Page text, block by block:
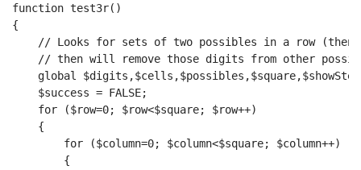
function test3r()
{
// Looks for sets of two possibles in a row (then
// then will remove those digits from other
global
$success = FALSE;
for ($row=0; $row<$square; $row++)
{
for ($column=0; $column<$square; $column++)
{